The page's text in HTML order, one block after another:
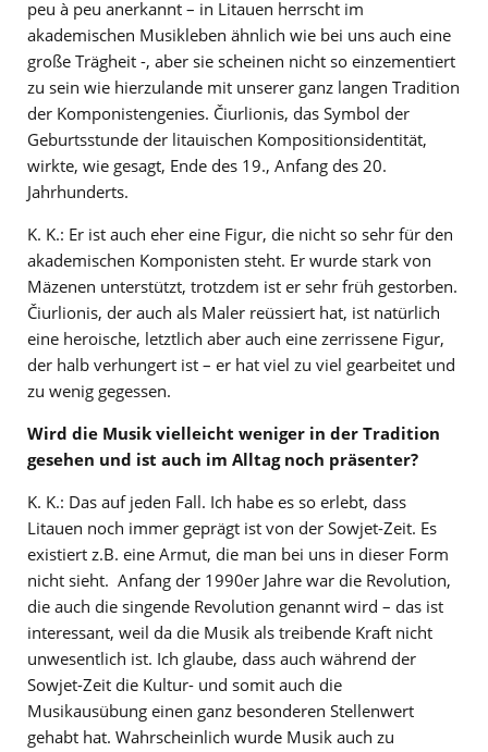
peu à peu anerkannt – in Litauen herrscht im
akademischen Musikleben ähnlich wie bei uns auch eine
große Trägheit -, aber sie scheinen nicht so einzementiert
zu sein wie hierzulande mit unserer ganz langen Tradition
der Komponistengenies. Čiurlionis, das Symbol der
Geburtsstunde der litauischen Kompositionsidentität,
wirkte, wie gesagt, Ende des 19., Anfang des 20.
Jahrhunderts.
K. K.: Er ist auch eher eine Figur, die nicht so sehr für den
akademischen Komponisten steht. Er wurde stark von
Mäzenen unterstützt, trotzdem ist er sehr früh gestorben.
Čiurlionis, der auch als Maler reüssiert hat, ist natürlich
eine heroische, letztlich aber auch eine zerrissene Figur,
der halb verhungert ist – er hat viel zu viel gearbeitet und
zu wenig gegessen.
Wird die Musik vielleicht weniger in der Tradition
gesehen und ist auch im Alltag noch präsenter?
K. K.: Das auf jeden Fall. Ich habe es so erlebt, dass
Litauen noch immer geprägt ist von der Sowjet-Zeit. Es
existiert z.B. eine Armut, die man bei uns in dieser Form
nicht sieht. Anfang der 1990er Jahre war die Revolution,
die auch die singende Revolution genannt wird – das ist
interessant, weil da die Musik als treibende Kraft nicht
unwesentlich ist. Ich glaube, dass auch während der
Sowjet-Zeit die Kultur- und somit auch die
Musikausübung einen ganz besonderen Stellenwert
gehabt hat. Wahrscheinlich wurde Musik auch zu